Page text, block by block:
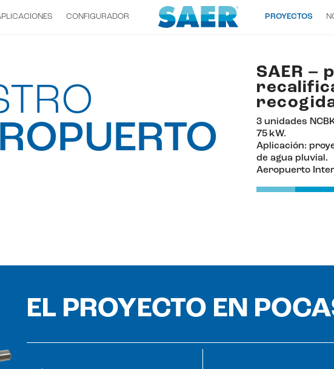
CONFIGURADOR PROYECTOS
SAER –
3 unidades
75 kW.
Aplicación:
de agua pluvial.
Aeropuerto
EL PROYECTO EN